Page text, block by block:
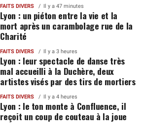
FAITS DIVERS Il y a 47 minutes
Lyon : un piéton entre la vie et la
mort après un carambolage rue de la
Charité
FAITS DIVERS Il y a 3 heures
Lyon : leur spectacle de danse très
mal accueilli à la Duchère, deux
artistes visés par des tirs de mortiers
FAITS DIVERS Il y a 4 heures
Lyon : le ton monte à Confluence, il
reçoit un coup de couteau à la joue